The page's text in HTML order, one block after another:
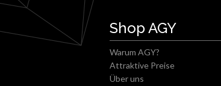
Shop AGY
Warum AGY?
Attraktive Preise
Über uns